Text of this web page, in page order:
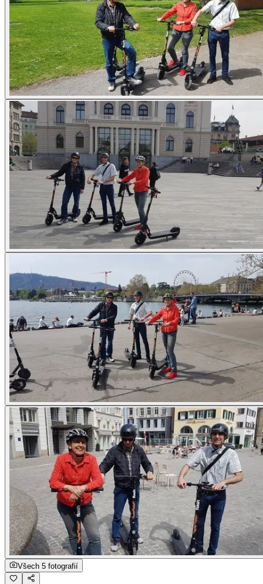
Všech 5 fotografií